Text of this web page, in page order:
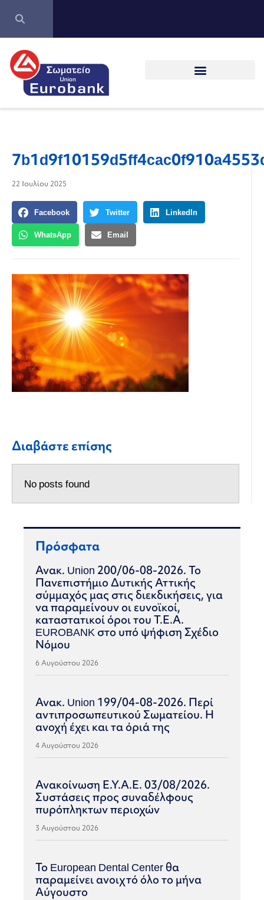
22 Ιουλίου 2025
Facebook Twitter LinkedIn
WhatsApp Email
Διαβάστε επίσης
No posts found
Πρόσφατα
Ανακ. Union 200/06-08-2026. Το
Πανεπιστήμιο Δυτικής Αττικής
σύμμαχός μας στις διεκδικήσεις, για
να παραμείνουν οι ευνοϊκοί,
καταστατικοί όροι του Τ.Ε.Α.
EUROBANK στο υπό ψήφιση Σχέδιο
Νόμου
6 Αυγούστου 2026
Ανακ. Union 199/04-08-2026. Περί
αντιπροσωπευτικού Σωματείου. Η
ανοχή έχει και τα όριά της
4 Αυγούστου 2026
Ανακοίνωση Ε.Υ.Α.Ε. 03/08/2026.
Συστάσεις προς συναδέλφους
πυρόπληκτων περιοχών
3 Αυγούστου 2026
Το European Dental Center θα
παραμείνει ανοιχτό όλο το μήνα
Αύγουστο